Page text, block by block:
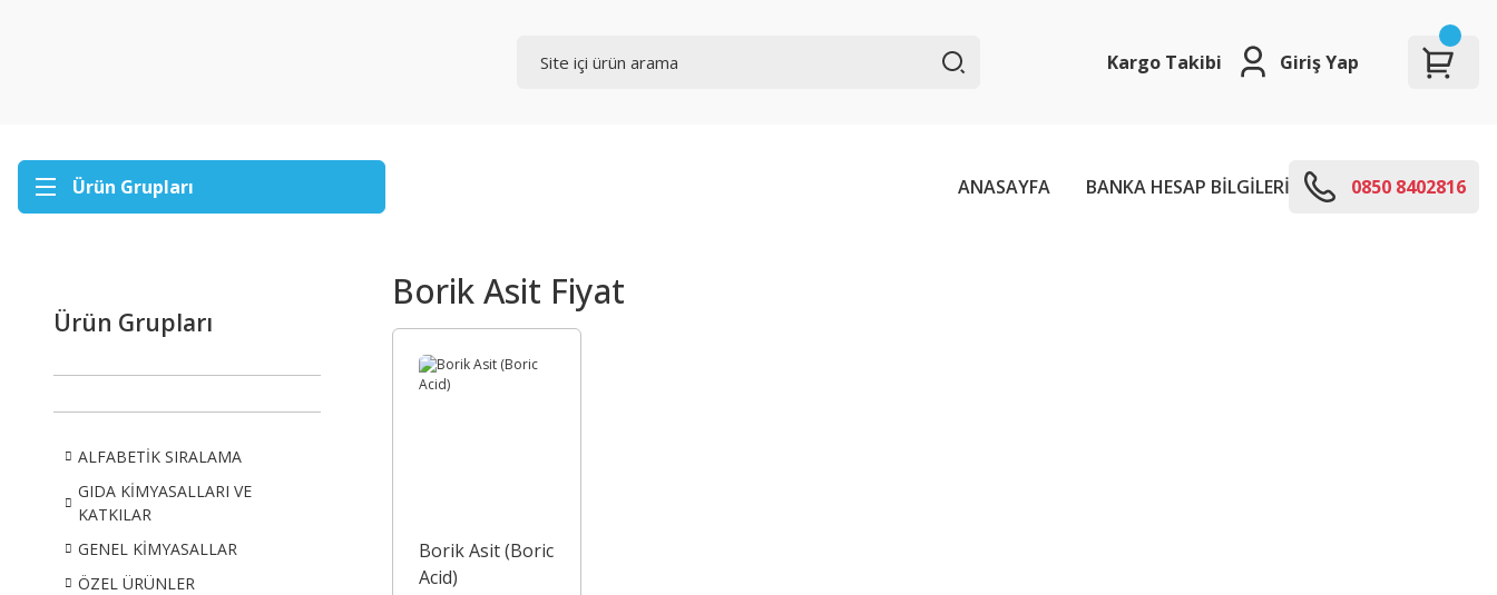
Kargo Takibi Giriş Yap
Ürün Grupları ANASAYFA BANKA HESAP BİLGİLERİ E-KODLARI
0850 8402816
Ürün Grupları
ALFABETİK SIRALAMA
GIDA KİMYASALLARI VE
KATKILAR
GENEL KİMYASALLAR
ÖZEL ÜRÜNLER
Borik Asit Fiyat
Borik Asit (Boric
Acid)